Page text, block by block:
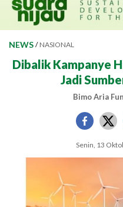
NEWS / NASIONAL
Dibalik Kampanye
Jadi
Bimo Aria
Senin, 13